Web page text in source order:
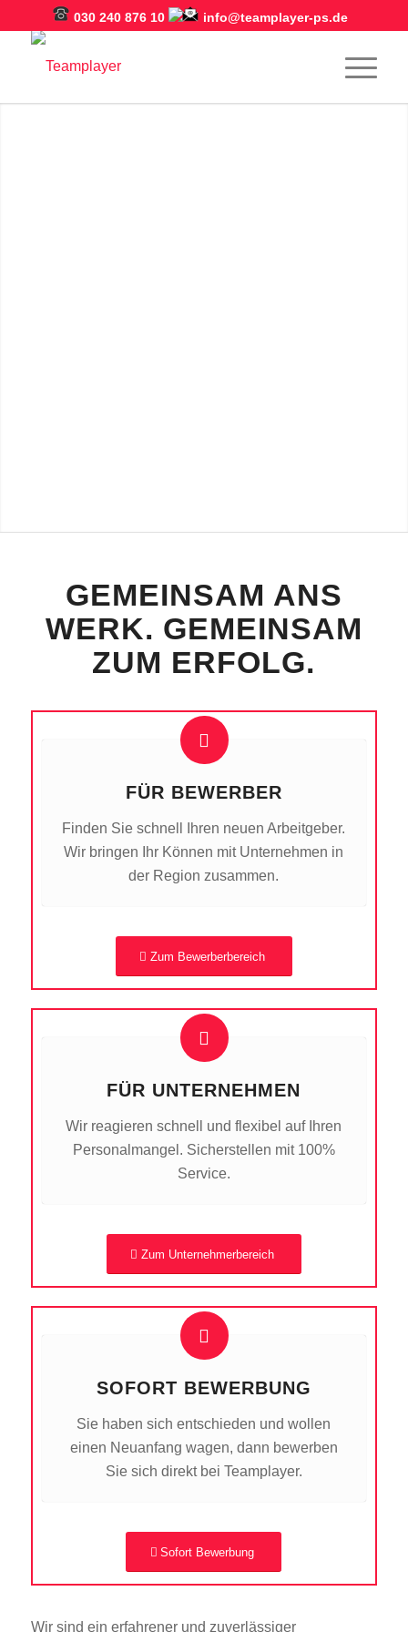
030 240 876 10 info@teamplayer-ps.de
GEMEINSAM ANS
WERK. GEMEINSAM
ZUM ERFOLG.
FÜR BEWERBER
Finden Sie schnell Ihren neuen Arbeitgeber.
Wir bringen Ihr Können mit Unternehmen in
der Region zusammen.
Zum Bewerberbereich
FÜR UNTERNEHMEN
Wir reagieren schnell und flexibel auf Ihren
Personalmangel. Sicherstellen mit 100%
Service.
Zum Unternehmerbereich
SOFORT BEWERBUNG
Sie haben sich entschieden und wollen
einen Neuanfang wagen, dann bewerben
Sie sich direkt bei Teamplayer.
Sofort Bewerbung
Wir sind ein erfahrener und zuverlässiger